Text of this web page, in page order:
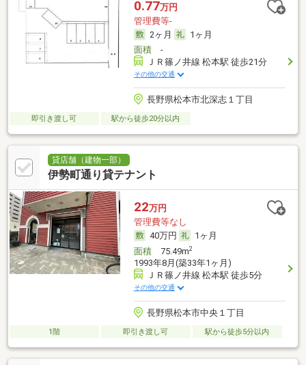
0.77万円
管理費等-
2ヶ月
1ヶ月
面積-
ＪＲ篠ノ井線 松本駅 徒歩21分
その他の交通
長野県松本市北深志１丁目
即引き渡し可 駅から徒歩20分以内
貸店舗（建物一部）
伊勢町通り貸テナント
22万円
管理費等なし
40万円
1ヶ月
面積75.49m2
1993年8月(築33年1ヶ月)
ＪＲ篠ノ井線 松本駅 徒歩5分
その他の交通
長野県松本市中央１丁目
1階 即引き渡し可 駅から徒歩5分以内